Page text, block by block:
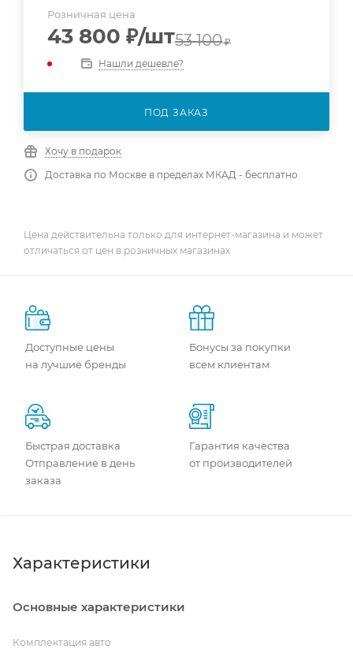
Розничная цена
43 800 ₽/шт53 100₽
Нашли дешевле?
ПОД ЗАКАЗ
Хочу в подарок
Доставка по Москве в пределах МКАД - бесплатно
Цена действительна только для интернет-магазина и может
отличаться от цен в розничных магазинах
Доступные цены
на лучшие бренды
Бонусы за покупки
всем клиентам
Быстрая доставка
Отправление в день
заказа
Гарантия качества
от производителей
Характеристики
Основные характеристики
Комплектация авто